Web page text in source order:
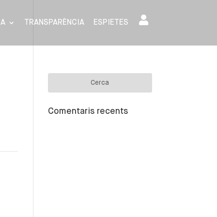
TRANSPARÈNCIA ESPIETES
Comentaris recents